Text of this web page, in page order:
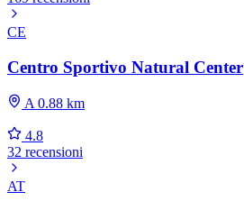
CE
Centro Sportivo Natural Center
A 0.88 km
4.8
32 recensioni
AT